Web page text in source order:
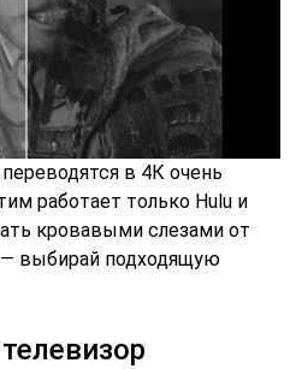
в 4К очень
работает только Hulu и
кровавыми слезами от
— выбирай подходящую